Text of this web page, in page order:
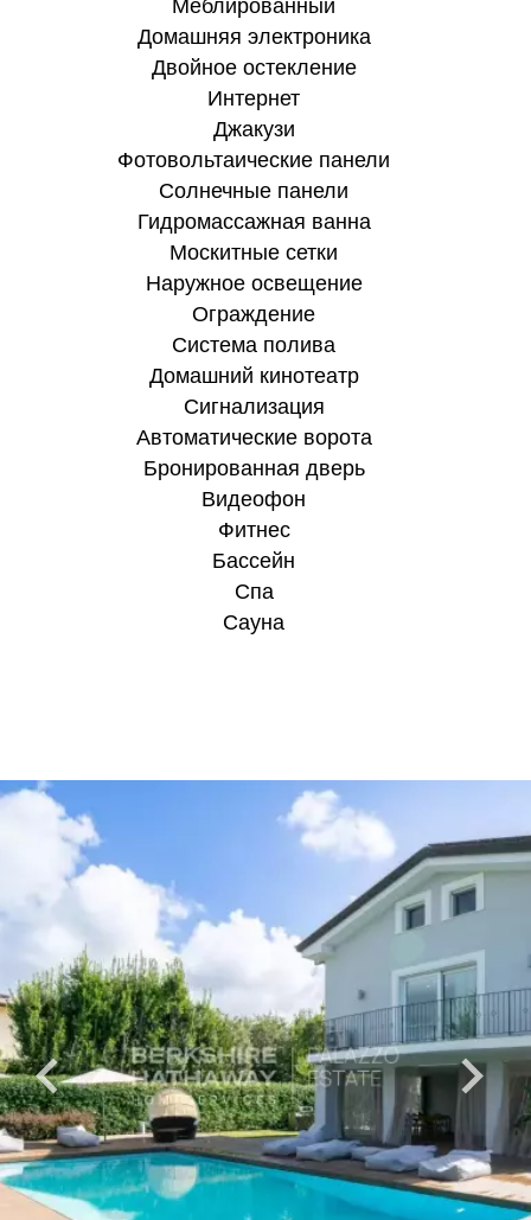
Меблированный
Домашняя электроника
Двойное остекление
Интернет
Джакузи
Фотовольтаические панели
Солнечные панели
Гидромассажная ванна
Москитные сетки
Наружное освещение
Ограждение
Система полива
Домашний кинотеатр
Сигнализация
Автоматические ворота
Бронированная дверь
Видеофон
Фитнес
Бассейн
Спа
Сауна